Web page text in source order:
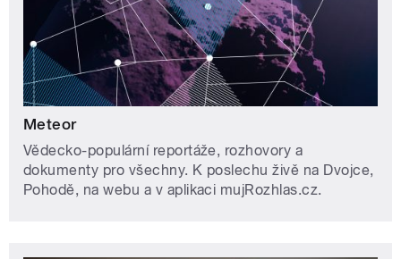
Meteor
Vědecko-populární reportáže, rozhovory a
dokumenty pro všechny. K poslechu živě na Dvojce,
Pohodě, na webu a v aplikaci mujRozhlas.cz.